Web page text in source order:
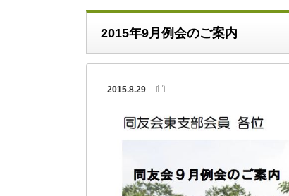
2015年9月例会のご案内
2015.8.29